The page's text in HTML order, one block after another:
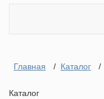
Главная / Каталог /
Каталог